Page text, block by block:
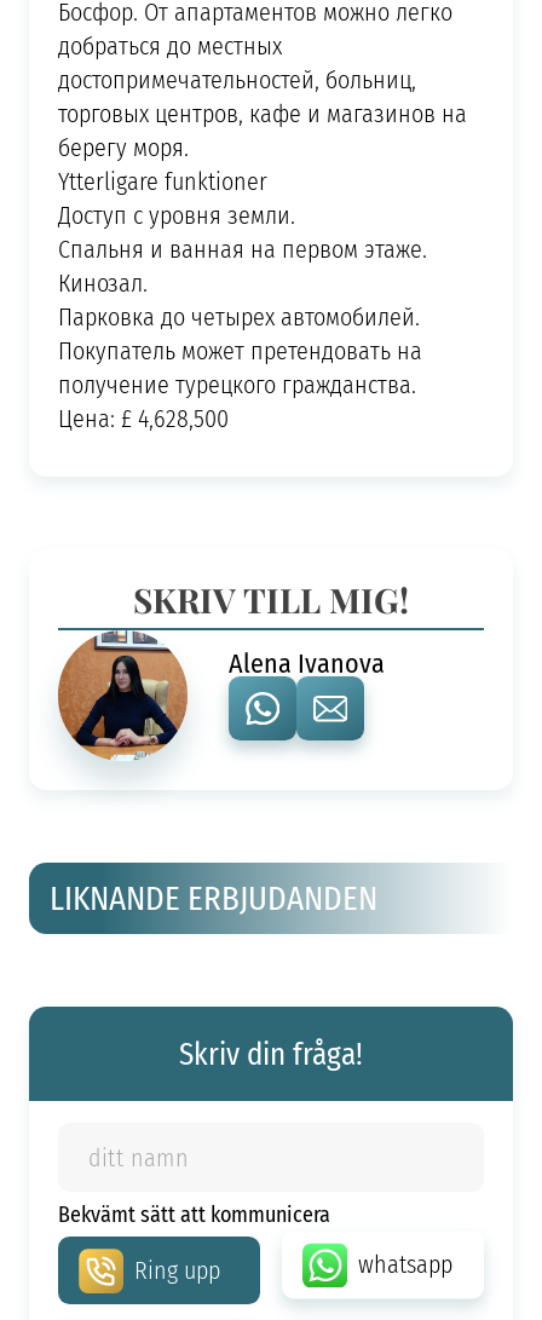
Босфор. От апартаментов можно легко
добраться до местных
достопримечательностей, больниц,
торговых центров, кафе и магазинов на
берегу моря.
Ytterligare funktioner
Доступ с уровня земли.
Спальня и ванная на первом этаже.
Кинозал.
Парковка до четырех автомобилей.
Покупатель может претендовать на
получение турецкого гражданства.
Цена: £ 4,628,500
SKRIV TILL MIG!
Alena Ivanova
LIKNANDE ERBJUDANDEN
Skriv din fråga!
Bekvämt sätt att kommunicera
Ring upp whatsapp